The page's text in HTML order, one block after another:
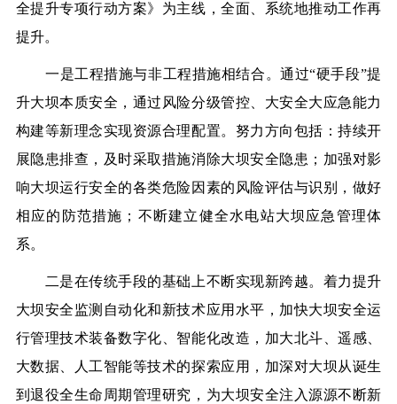
全提升专项行动方案》为主线，全面、系统地推动工作再
提升。
一是工程措施与非工程措施相结合。通过“硬手段”提
升大坝本质安全，通过风险分级管控、大安全大应急能力
构建等新理念实现资源合理配置。努力方向包括：持续开
展隐患排查，及时采取措施消除大坝安全隐患；加强对影
响大坝运行安全的各类危险因素的风险评估与识别，做好
相应的防范措施；不断建立健全水电站大坝应急管理体
系。
二是在传统手段的基础上不断实现新跨越。着力提升
大坝安全监测自动化和新技术应用水平，加快大坝安全运
行管理技术装备数字化、智能化改造，加大北斗、遥感、
大数据、人工智能等技术的探索应用，加深对大坝从诞生
到退役全生命周期管理研究，为大坝安全注入源源不断新